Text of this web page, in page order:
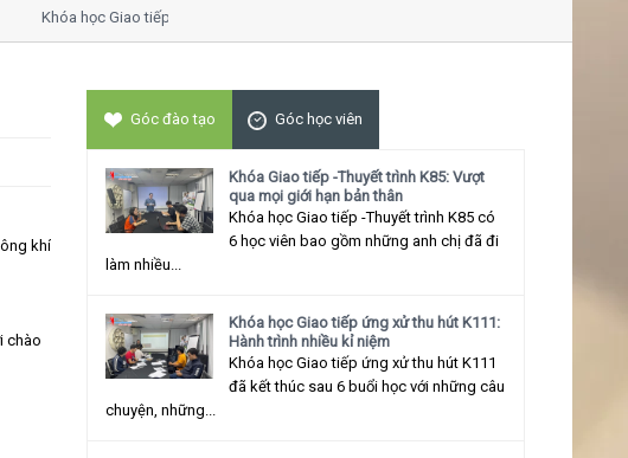
Khóa học Giao tiếp ứng xử thu hút
khí
chào
Góc đào tạo Góc học viên
Khóa Giao tiếp -Thuyết trình K85: Vượt
qua mọi giới hạn bản thân
Khóa học Giao tiếp -Thuyết trình K85 có
6 học viên bao gồm những anh chị đã đi
làm nhiều...
Khóa học Giao tiếp ứng xử thu hút K111:
Hành trình nhiều kỉ niệm
Khóa học Giao tiếp ứng xử thu hút K111
đã kết thúc sau 6 buổi học với những câu
chuyện, những...